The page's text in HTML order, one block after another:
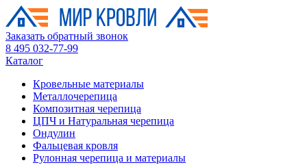
Заказать обратный звонок
8 495 032-77-99
Каталог
Кровельные материалы
Металлочерепица
Композитная черепица
ЦПЧ и Натуральная черепица
Ондулин
Фальцевая кровля
Рулонная черепица и материалы